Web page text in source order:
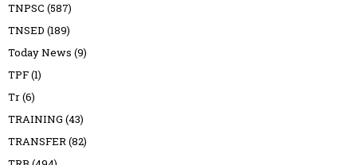
TNPSC (587)
TNSED (189)
Today News (9)
TPF(1)
Tr(6)
TRAINING (43)
TRANSFER(82)